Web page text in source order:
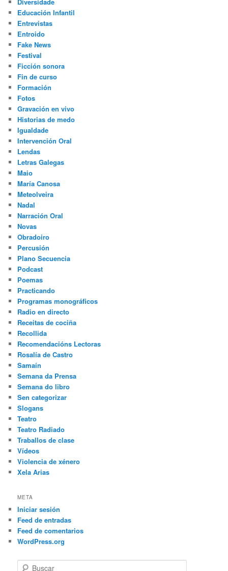
Educación Infantil
Entrevistas
Entroido
Fake News
Festival
Ficción sonora
Fin de curso
Formación
Fotos
Gravación en vivo
Historias de medo
Igualdade
Intervención Oral
Lendas
Letras Galegas
Maio
María Canosa
Meteolveira
Nadal
Narración Oral
Novas
Obradoiro
Percusión
Plano Secuencia
Podcast
Poemas
Practicando
Programas monográficos
Radio en directo
Receitas de cociña
Recollida
Recomendacións Lectoras
Rosalía de Castro
Samaín
Semana da Prensa
Semana do libro
Sen categorizar
Slogans
Teatro
Teatro Radiado
Traballos de clase
Vídeos
Violencia de xénero
Xela Arias
META
Iniciar sesión
Feed de entradas
Feed de comentarios
WordPress.org